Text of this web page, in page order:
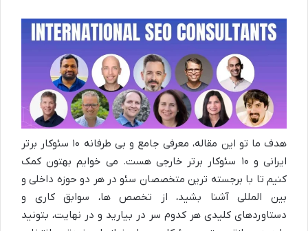
هدف ما تو این مقاله، معرفی جامع و بی طرفانه ۱۰ سئوکار برتر
ایرانی و ۱۰ سئوکار برتر خارجی هست. می خوایم بهتون کمک
کنیم تا با برجسته ترین متخصصان سئو در هر دو حوزه داخلی و
بین المللی آشنا بشید، از تخصص ها، سوابق کاری و
دستاوردهای کلیدی هر کدوم سر در بیارید و در نهایت، بتونید